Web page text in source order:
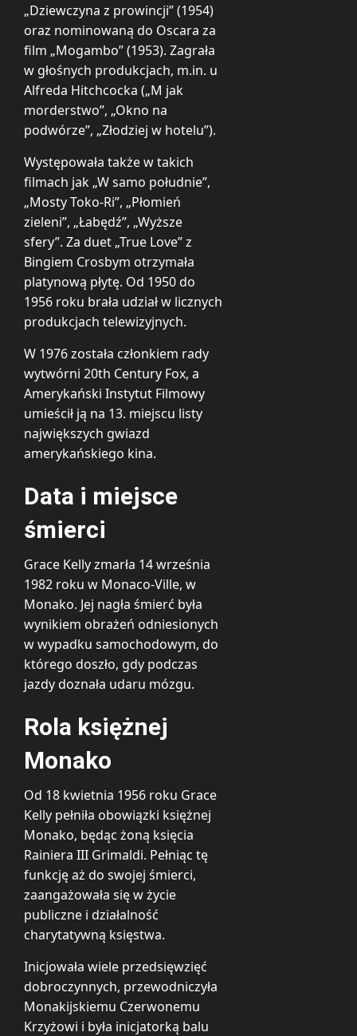
„Dziewczyna z prowincji” (1954)
oraz nominowaną do Oscara za
film „Mogambo” (1953). Zagrała
w głośnych produkcjach, m.in. u
Alfreda Hitchcocka („M jak
morderstwo”, „Okno na
podwórze”, „Złodziej w hotelu”).
Występowała także w takich
filmach jak „W samo południe”,
„Mosty Toko-Ri”, „Płomień
zieleni”, „Łabędź”, „Wyższe
sfery”. Za duet „True Love” z
Bingiem Crosbym otrzymała
platynową płytę. Od 1950 do
1956 roku brała udział w licznych
produkcjach telewizyjnych.
W 1976 została członkiem rady
wytwórni 20th Century Fox, a
Amerykański Instytut Filmowy
umieścił ją na 13. miejscu listy
największych gwiazd
amerykańskiego kina.
Data i miejsce
śmierci
Grace Kelly zmarła 14 września
1982 roku w Monaco-Ville, w
Monako. Jej nagła śmierć była
wynikiem obrażeń odniesionych
w wypadku samochodowym, do
którego doszło, gdy podczas
jazdy doznała udaru mózgu.
Rola księżnej
Monako
Od 18 kwietnia 1956 roku Grace
Kelly pełniła obowiązki księżnej
Monako, będąc żoną księcia
Rainiera III Grimaldi. Pełniąc tę
funkcję aż do swojej śmierci,
zaangażowała się w życie
publiczne i działalność
charytatywną księstwa.
Inicjowała wiele przedsięwzięć
dobroczynnych, przewodniczyła
Monakijskiemu Czerwonemu
Krzyżowi i była inicjatorką balu